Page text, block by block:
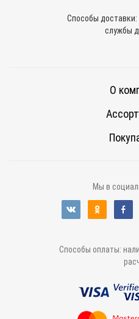
Способы
службы
О
Мы в
Способы оплаты: